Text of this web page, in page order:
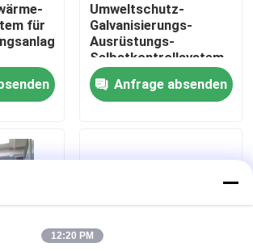
Presse cnc
für
Umweltschutz-
Galvanisierungs-
Ausrüstungs-
Selbstkontrollsystem
für saure Reinigung
Anfrage absenden
12:20 PM